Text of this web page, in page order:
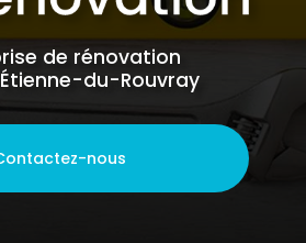
de rénovation
du-Rouvray
nous